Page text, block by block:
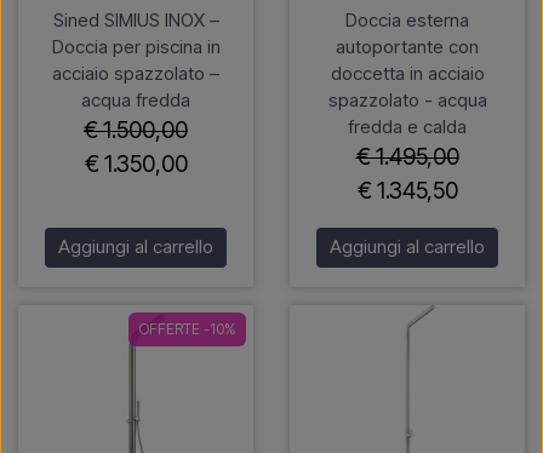
Sined SIMIUS INOX –
Doccia per piscina in
acciaio spazzolato –
acqua fredda
€ 1.500,00
€ 1.350,00
Aggiungi al carrello
Doccia esterna
autoportante con
doccetta in acciaio
spazzolato - acqua
fredda e calda
€ 1.495,00
€ 1.345,50
Aggiungi al carrello
OFFERTE -10%